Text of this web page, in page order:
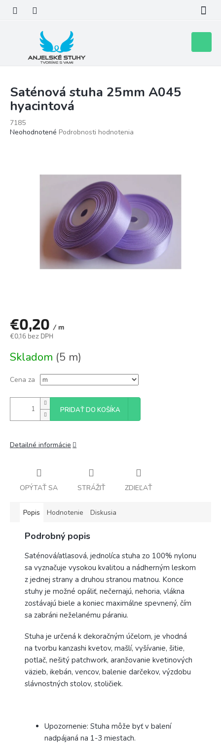
obsah
košík
Saténová stuha 25mm A045
hyacintová
7185
Priemerné
Neohodnotené Podrobnosti hodnotenia
€0,20 / m
€0,16 bez DPH
cena:
Skladom (5 m)
Cena za
PRIDAŤ DO KOŠÍKA
Detailné informácie
OPÝTAŤ SA STRÁŽIŤ ZDIEĽAŤ
Popis Hodnotenie Diskusia
Podrobný popis
Saténová/atlasová, jednolíca stuha zo 100% nylonu
sa vyznačuje vysokou kvalitou a nádherným leskom
z jednej strany a druhou stranou matnou. Konce
stuhy je možné opáliť, nečernajú, nehoria, vlákna
zostávajú biele a koniec maximálne spevnený, čím
sa zabráni neželanému páraniu.
Stuha je určená k dekoračným účelom, je vhodná
na tvorbu kanzashi kvetov, mašlí, vyšívanie, šitie,
potlač, nešitý patchwork, aranžovanie kvetinových
väzieb, ikebán, vencov, balenie darčekov, výzdobu
slávnostných stolov, stoličiek.
Upozornenie: Stuha môže byť v balení
nadpájaná na 1-3 miestach.